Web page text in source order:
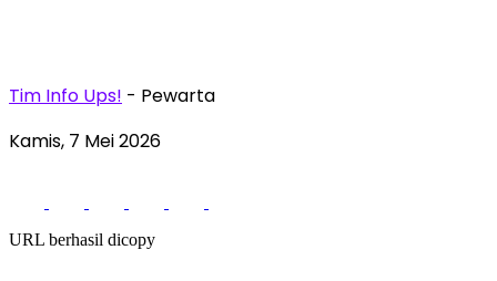
Tim Info Ups! - Pewarta
Kamis, 7 Mei 2026
URL berhasil dicopy